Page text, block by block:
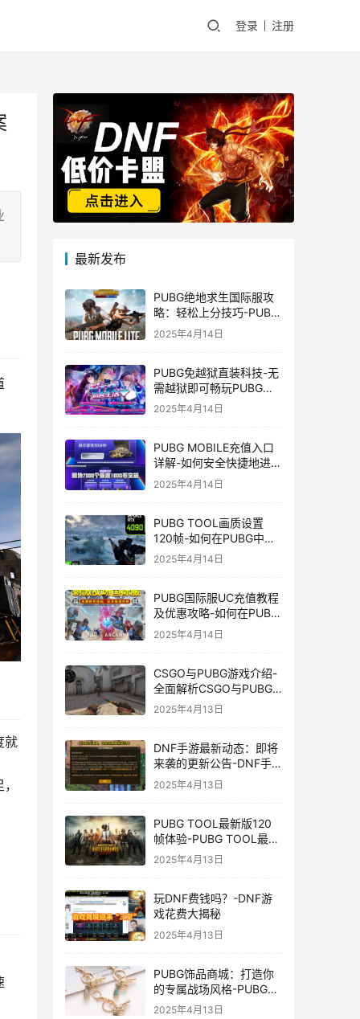
登录 注册
就
最新发布
PUBG绝地求生国际服攻
略：轻松上分技巧-PUBG
绝地求生国际服新手入门
2025年4月14日
PUBG免越狱直装科技-无
需越狱即可畅玩PUBG的
安装技巧
2025年4月14日
PUBG MOBILE充值入口
详解-如何安全快捷地进行
PUBG MOBILE充值
2025年4月14日
PUBG TOOL画质设置
120帧-如何在PUBG中使
用PUBG TOOL实现120
2025年4月14日
PUBG国际服UC充值教程
及优惠攻略-如何在PUBG
国际服中进行高效且安全
的UC充值
2025年4月14日
CSGO与PUBG游戏介绍-
全面解析CSGO与PUBG
这两款热门射击游戏
2025年4月13日
DNF手游最新动态：即将
来袭的更新公告-DNF手
游最新消息与更新时间表
2025年4月13日
PUBG TOOL最新版120
帧体验-PUBG TOOL最新
版120帧游戏体验优化
2025年4月13日
玩DNF费钱吗？-DNF游
戏花费大揭秘
2025年4月13日
PUBG饰品商城：打造你
的专属战场风格-PUBG游
戏内饰品购买指南
2025年4月13日